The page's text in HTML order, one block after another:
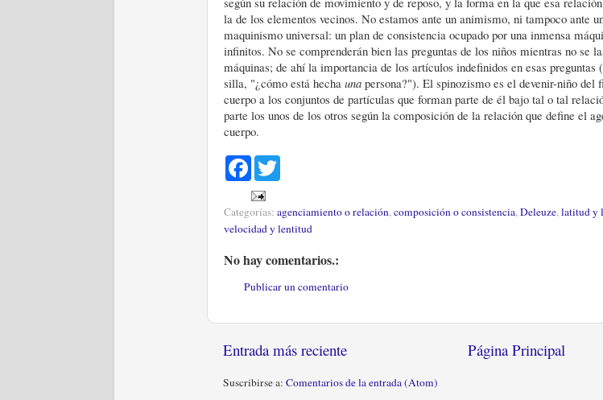
la de los elementos vecinos. No estamos ante un animismo, ni tampoco ante
maquinismo universal: un plan de consistencia ocupado por una inmensa
infinitos. No se comprenderán bien las preguntas de los niños mientras no se
máquinas; de ahí la importancia de los artículos indefinidos en esas preguntas (
silla, "¿cómo está hecha una persona?"). El spinozismo es el devenir-niño del
cuerpo a los conjuntos de partículas que forman parte de él bajo tal o tal
parte los unos de los otros según la composición de la relación que define el
cuerpo.
F
c
e
b
o
t
e
Categorías: agenciamiento o relación,composición o consistencia,Deleuze,latitud y
velocidad y lentitud
No hay comentarios.:
Publicar un comentario
Entrada más reciente Página Principal
Suscribirse a: Comentarios de la entrada (Atom)